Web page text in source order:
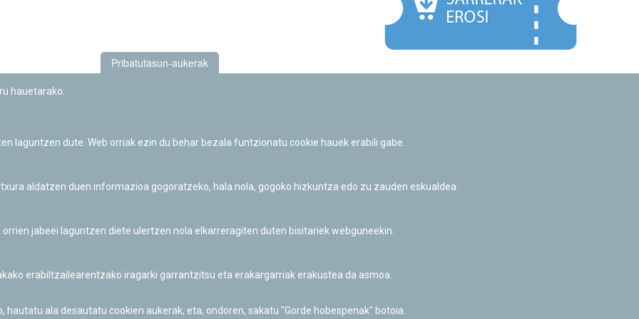
Informazio publikoa eskatzeko baimena
Pribatutasun-aukerak
hauetarako:
laguntzen dute. Web orriak ezin du behar bezala funtzionatu cookie hauek erabili gabe.
aldatzen duen informazioa gogoratzeko, hala nola, gogoko hizkuntza edo zu zauden eskualdea.
jabeei laguntzen diete ulertzen nola elkarreragiten duten bisitariek webguneekin.
erabiltzailearentzako iragarki garrantzitsu eta erakargarriak erakustea da asmoa.
ala desautatu cookien aukerak, eta, ondoren, sakatu "Gorde hobespenak" botoia.